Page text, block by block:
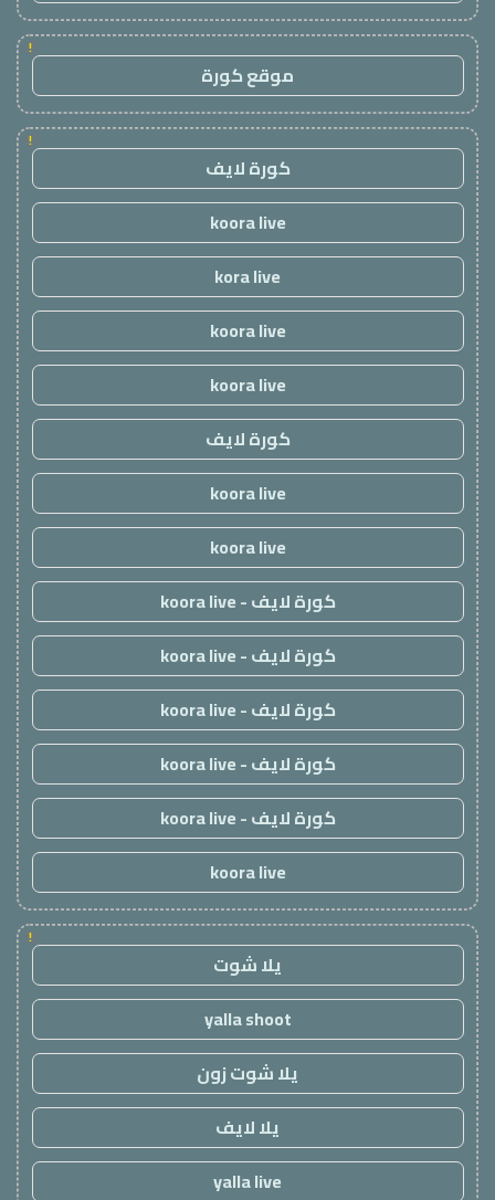
!
موقع كورة
!
كورة لايف
koora live
kora live
koora live
koora live
كورة لايف
koora live
koora live
كورة لايف - koora live
كورة لايف - koora live
كورة لايف - koora live
كورة لايف - koora live
كورة لايف - koora live
koora live
!
يلا شوت
yalla shoot
يلا شوت زون
يلا لايف
yalla live